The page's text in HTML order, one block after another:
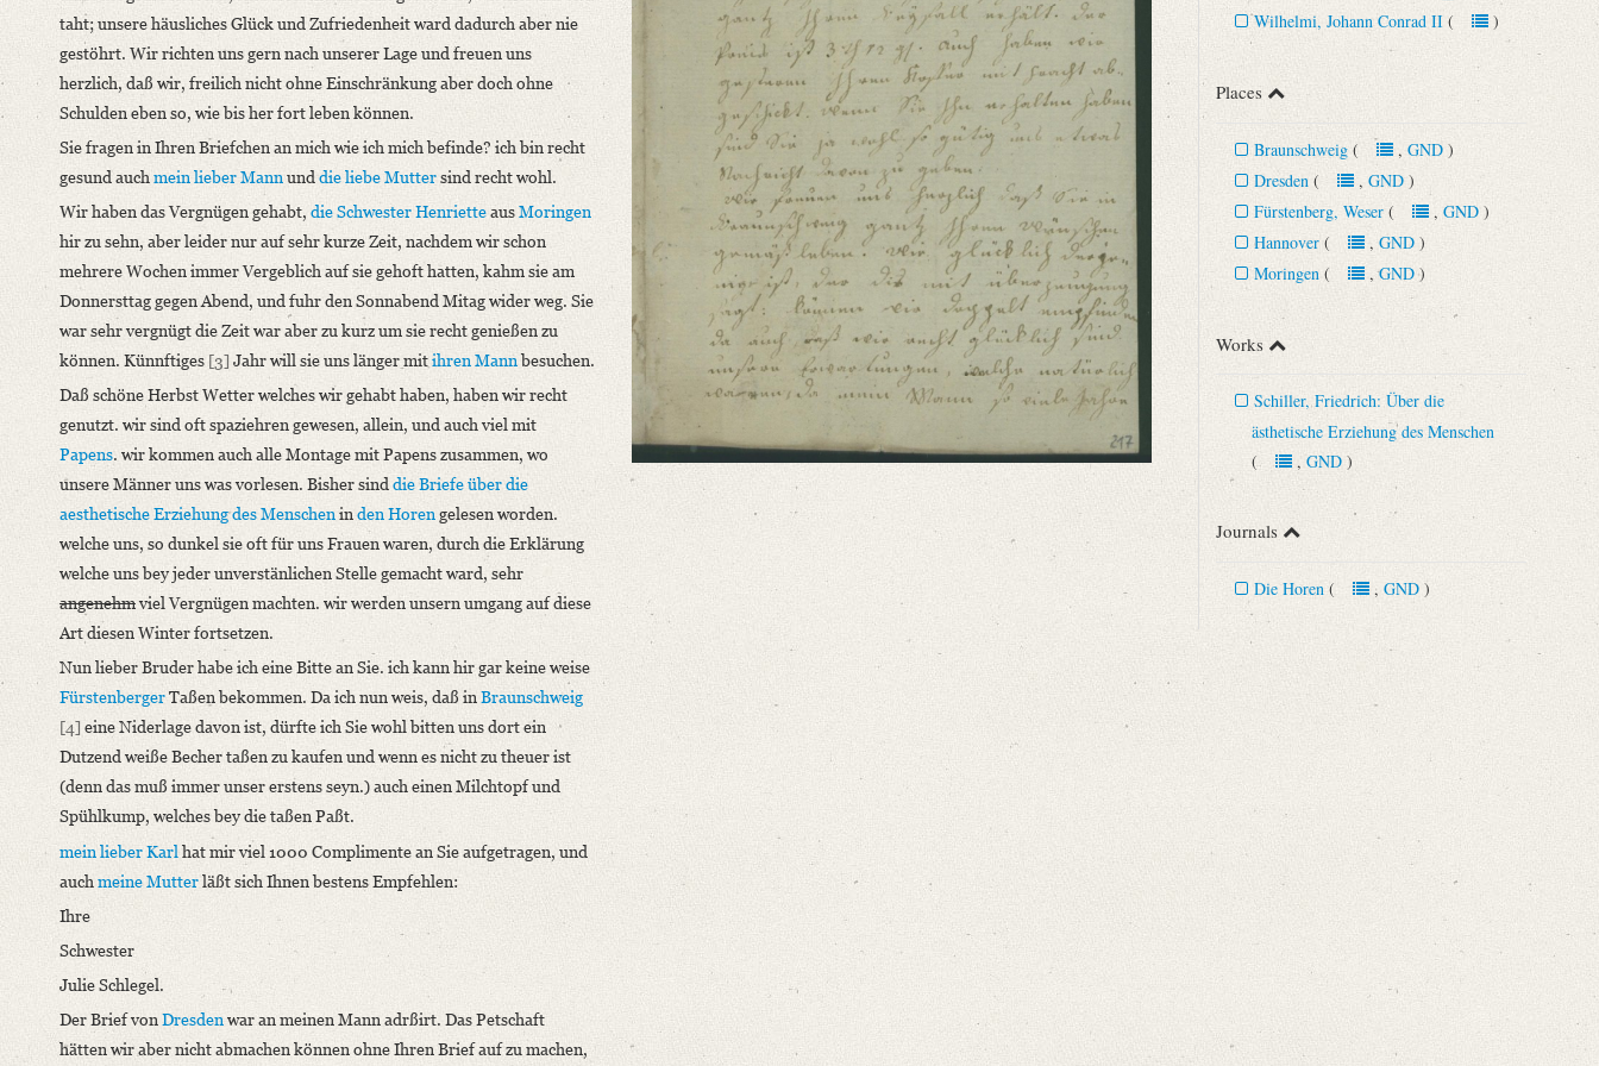
German
Editors
Bamberg, Claudia
Varwig, Olivia
taht; unsere häusliches Glück und Zufriedenheit ward dadurch aber nie
gestöhrt. Wir richten uns gern nach unserer Lage und freuen uns
herzlich, daß wir, freilich nicht ohne Einschränkung aber doch ohne
Schulden eben so, wie bis her fort leben können.
Sie fragen in Ihren Briefchen an mich wie ich mich befinde? ich bin recht
gesund auch mein lieber Mannund die liebe Muttersind recht wohl.
Wir haben das Vergnügen gehabt, die Schwester HenrietteausMoringen
hir zu sehn, aber leider nur auf sehr kurze Zeit, nachdem wir schon
mehrere Wochen immer Vergeblich auf sie gehoft hatten, kahm sie am
Donnersttag gegen Abend, und fuhr den Sonnabend Mitag wider weg. Sie
war sehr vergnügt die Zeit war aber zu kurz um sie recht genießen zu
können. Künnftiges [3] Jahr will sie uns länger mitihren Mannbesuchen.
Daß schöne Herbst Wetter welches wir gehabt haben, haben wir recht
genutzt. wir sind oft spaziehren gewesen, allein, und auch viel mit
Papens. wir kommen auch alle Montage mit Papens zusammen, wo
unsere Männer uns was vorlesen. Bisher sind die Briefe über die
aesthetische Erziehung des Menscheninden Horen gelesen worden.
welche uns, so dunkel sie oft für uns Frauen waren, durch die Erklärung
welche uns bey jeder unverstänlichen Stelle gemacht ward, sehr
angenehmviel Vergnügen machten. wir werden unsern umgang auf diese
Art diesen Winter fortsetzen.
Nun lieber Bruder habe ich eine Bitte an Sie. ich kann hir gar keine weise
FürstenbergerTaßen bekommen. Da ich nun weis, daß inBraunschweig
[4] eine Niderlage davon ist, dürfte ich Sie wohl bitten uns dort ein
Dutzend weiße Becher taßen zu kaufen und wenn es nicht zu theuer ist
(denn das muß immer unser erstens seyn.) auch einen Milchtopf und
Spühlkump, welches bey die taßen Paßt.
mein lieber Karl hat mir viel 1000 Complimente an Sie aufgetragen, und
auch meine Mutterläßt sich Ihnen bestens Empfehlen:
Ihre
Schwester
Julie Schlegel.
Der Brief vonDresdenwar an meinen Mann adrßirt. Das Petschaft
hätten wir aber nicht abmachen können ohne Ihren Brief auf zu machen,
Wilhelmi, Johann Conrad II ()
Places
Braunschweig (, GND)
Dresden (, GND)
Fürstenberg, Weser (, GND)
Hannover (, GND)
Moringen (,GND)
Works
Schiller, Friedrich: Über die
ästhetische Erziehung des Menschen
(, GND)
Journals
Die Horen (, GND)